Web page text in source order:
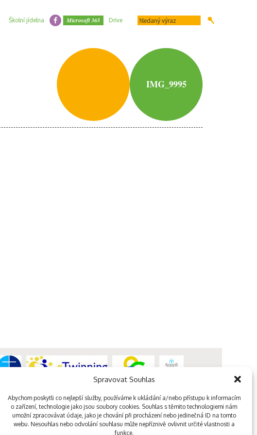
Spravovat Souhlas
Abychom poskytli co nejlepší služby, používáme k ukládání a/nebo přístupu k informacím
o zařízení, technologie jako jsou soubory cookies. Souhlas s těmito technologiemi nám
umožní zpracovávat údaje, jako je chování při procházení nebo jedinečná ID na tomto
webu. Nesouhlas nebo odvolání souhlasu může nepříznivě ovlivnit určité vlastnosti a
funkce.
Školní jídelna Microsoft 365 Drive
IMG_9995